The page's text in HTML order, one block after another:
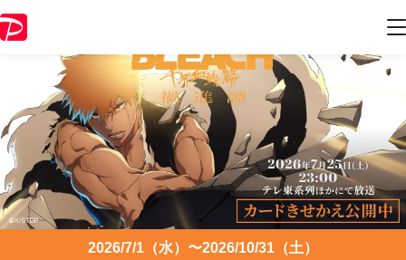
2026/7/1（水）〜2026/10/31（土）